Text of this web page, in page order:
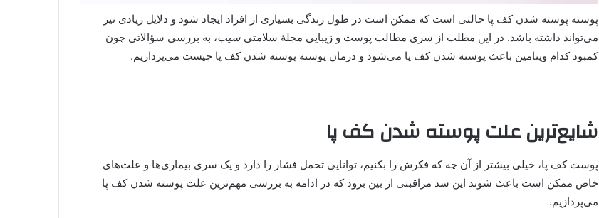
پوسته پوسته شدن کف پا حالتی است که ممکن است در طول زندگی بسیاری از افراد ایجاد شود و دلایل زیادی نیز
می‌تواند داشته باشد. در این مطلب از سری مطالب پوست و زیبایی مجلۀ سلامتیسیب، به بررسی سؤالاتی چون
کمبود کدام ویتامین باعث پوسته شدن کف پا می‌شود و درمان پوسته پوسته شدن کف پا چیست می‌پردازیم.
شایع‌ترین علت پوسته شدن کف پا
پوست کف پا، خیلی بیشتر از آن چه که فکرش را بکنیم، توانایی تحمل فشار را دارد و یک سری بیماری‌ها و علت‌های
خاص ممکن است باعث شوند این سد مراقبتی از بین برود که در ادامه به بررسی مهم‌ترین علت پوسته شدن کف پا
می‌پردازیم.